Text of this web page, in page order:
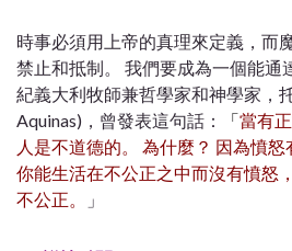
時事必須用上帝的真理來定義，而
禁止和抵制。
我們要成為一個能通
紀義大利牧師兼哲學家和神學家，
Aquinas)，曾發表這句話： 「當有
人是不道德的。
為什麼？ 因為憤怒
你能生活在不公正之中而沒有憤怒
不公正。
」